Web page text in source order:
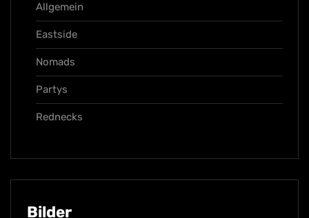
Allgemein
Eastside
Nomads
Partys
Rednecks
Bilder